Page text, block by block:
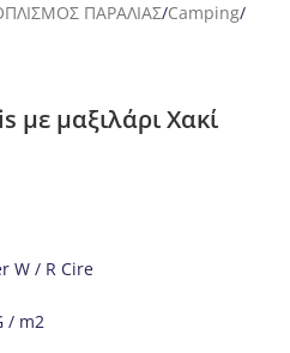
ΠΑΡΑΛΙΑΣ/Camping/
με μαξιλάρι Χακί
W / R Cire
/ m2